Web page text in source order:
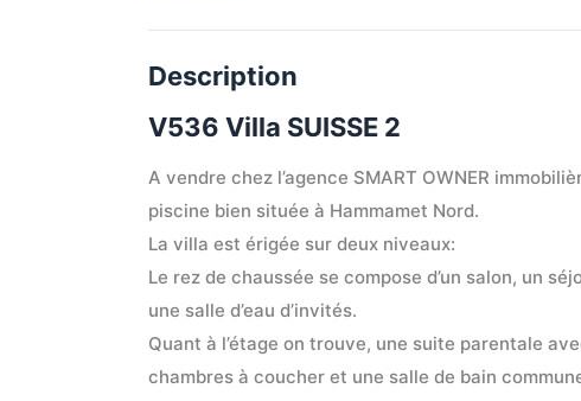
Description
V536 Villa SUISSE 2
A vendre chez l’agence SMART OWNER
piscine bien située à Hammamet Nord.
La villa est érigée sur deux niveaux:
Le rez de chaussée se compose d’un salon, un
une salle d’eau d’invités.
Quant à l’étage on trouve, une suite parentale
chambres à coucher et une salle de bain